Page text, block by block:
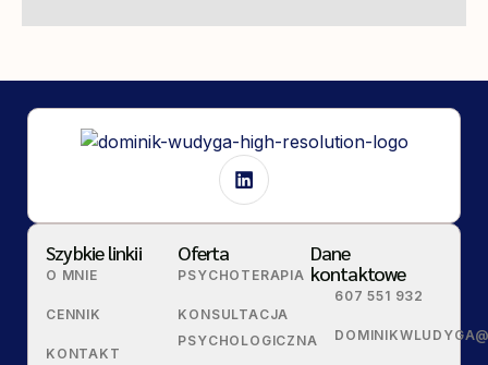
Oferta
PSYCHOTERAPIA
KONSULTACJA
PSYCHOLOGICZNA
Dane
kontaktowe
607 551 932
O MNIE
CENNIK
KONTAKT
Szybkie linkii